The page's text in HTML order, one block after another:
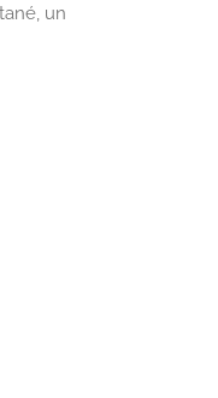
un